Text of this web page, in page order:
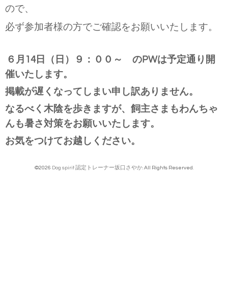
ので、
必ず参加者様の方でご確認をお願いいたします。
６月14日（日）９：００～ のPWは予定通り開
催いたします。
掲載が遅くなってしまい申し訳ありません。
なるべく木陰を歩きますが、飼主さまもわんちゃ
んも暑さ対策をお願いいたします。
お気をつけてお越しください。
©2026 Dog spirit 認定トレーナー坂口さやか. All Rights Reserved.